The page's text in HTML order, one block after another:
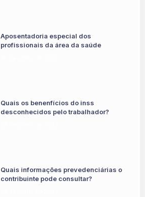
Aposentadoria especial dos
profissionais da área da saúde
Quais os benenfícios do inss
desconhecidos pelo trabalhador?
Quais informações prevedenciárias o
contribuinte pode consultar?